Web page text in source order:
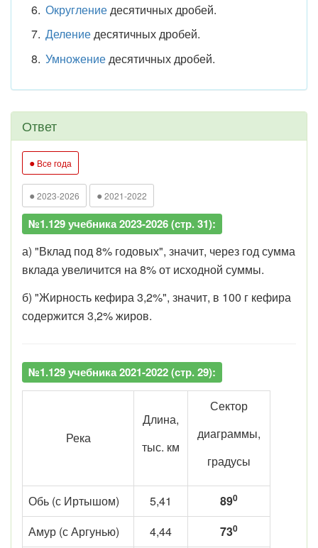
Округлениедесятичных дробей.
Делениедесятичных дробей.
Умножениедесятичных дробей.
Ответ
● Все года
● 2023-2026 ● 2021-2022
№1.129 учебника 2023-2026 (стр. 31):
а) "Вклад под 8% годовых", значит, через год сумма
вклада увеличится на 8% от исходной суммы.
б) "Жирность кефира 3,2%", значит, в 100 г кефира
содержится 3,2% жиров.
№1.129 учебника 2021-2022 (стр. 29):
Река
Длина,
тыс. км
Сектор
диаграммы,
градусы
Обь (с Иртышом) 5,41 890
Амур (с Аргунью) 4,44 730